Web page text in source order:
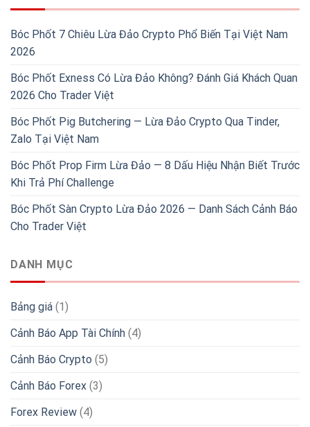
Bóc Phốt 7 Chiêu Lừa Đảo Crypto Phổ Biến Tại Việt Nam
2026
Bóc Phốt Exness Có Lừa Đảo Không? Đánh Giá Khách Quan
2026 Cho Trader Việt
Bóc Phốt Pig Butchering — Lừa Đảo Crypto Qua Tinder,
Zalo Tại Việt Nam
Bóc Phốt Prop Firm Lừa Đảo — 8 Dấu Hiệu Nhận Biết Trước
Khi Trả Phí Challenge
Bóc Phốt Sàn Crypto Lừa Đảo 2026 — Danh Sách Cảnh Báo
Cho Trader Việt
DANH MỤC
Bảng giá (1)
Cảnh Báo App Tài Chính (4)
Cảnh Báo Crypto (5)
Cảnh Báo Forex (3)
Forex Review (4)